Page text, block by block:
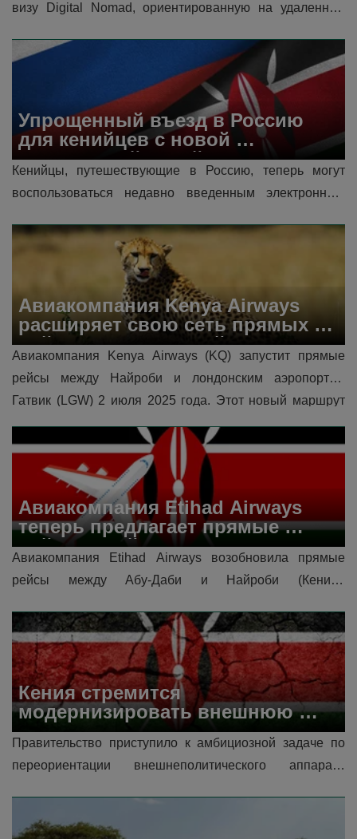
визу Digital Nomad, ориентированную на удаленных
в октябре 2024 года во время Magica...
Упрощенный въезд в Россию
для кенийцев с новой
электронной визой
Кенийцы, путешествующие в Россию, теперь могут
воспользоваться недавно введенным электронным
процесса подачи заявления на виз�...
Авиакомпания Kenya Airways
расширяет свою сеть прямых
рейсов в лондонский аэропорт
Гатвик.
Авиакомпания Kenya Airways (KQ) запустит прямые
рейсы между Найроби и лондонским аэропортом
Гатвик (LGW) 2 июля 2025 года. Этот новый маршрут
добавит три рейса в неделю к существующим
ежедневным рейсам авиакомпании в лондонский
аэропорт Хитроу (LHR), увеличив общую частоту
рейсов по Великобритани...
Авиакомпания Etihad Airways
теперь предлагает прямые
рейсы в Найроби.
Авиакомпания Etihad Airways возобновила прямые
рейсы между Абу-Даби и Найроби (Кения).
экономическим центром Восточной Африки, спо�...
Кения стремится
модернизировать внешнюю
политику
Правительство приступило к амбициозной задаче по
переориентации внешнеполитического аппарата